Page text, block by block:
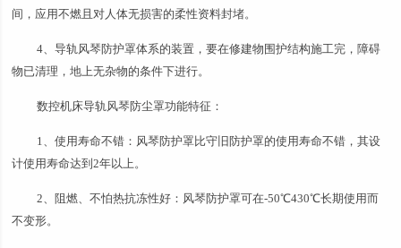
间，应用不燃且对人体无损害的柔性资料封堵。
4、导轨风琴防护罩体系的装置，要在修建物围护结构施工完，障碍
物已清理，地上无杂物的条件下进行。
数控机床导轨风琴防尘罩功能特征：
1、使用寿命不错：风琴防护罩比守旧防护罩的使用寿命不错，其设
计使用寿命达到2年以上。
2、阻燃、不怕热抗冻性好：风琴防护罩可在-50℃430℃长期使用而
不变形。